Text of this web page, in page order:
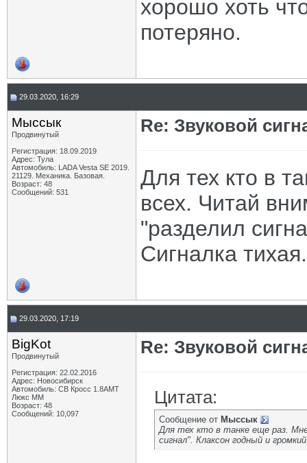
хорошо хоть
потеряно.
29.03.2020, 16:29
Мыссык
Продвинутый
Регистрация: 18.09.2019
Адрес: Тула
Автомобиль: LADA Vesta SE 2019.
21129. Механика. Базовая.
Возраст: 48
Сообщений: 531
Re: Звуковой
Для тех кто в
всех. Читай
"разделил
Сигналка
29.03.2020, 17:19
BigKot
Продвинутый
Регистрация: 22.02.2016
Адрес: Новосибирск
Автомобиль: СВ Кросс 1.8АМТ
Люкс ММ
Возраст: 48
Сообщений: 10,097
Re: Звуковой
Цитата:
Сообщение от Мыссык
Для тех кто в танке еще раз.
сигнал". Клаксон годный и